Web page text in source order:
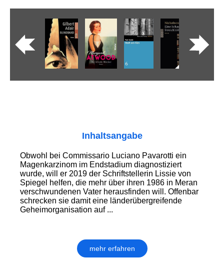
Inhaltsangabe
Obwohl bei Commissario Luciano Pavarotti ein
Magenkarzinom im Endstadium diagnostiziert
wurde, will er 2019 der Schriftstellerin Lissie von
Spiegel helfen, die mehr über ihren 1986 in Meran
verschwundenen Vater herausfinden will. Offenbar
schrecken sie damit eine länderübergreifende
Geheimorganisation auf ...
mehr erfahren